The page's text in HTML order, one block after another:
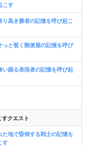
こす
り高き勝者の記憶を呼び起こ
っと覗く郵便屋の記憶を呼び
い踊る表現者の記憶を呼び起
クエスト
た地で昏倒する戦士の記憶を
す